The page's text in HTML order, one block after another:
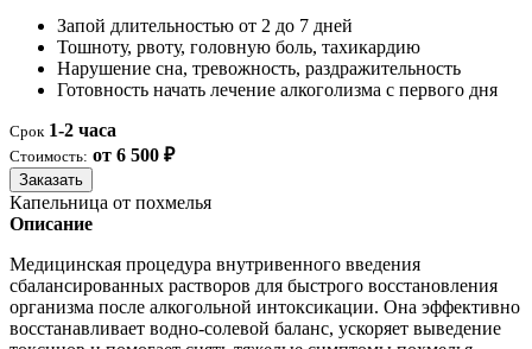
Запой длительностью от 2 до 7 дней
Тошноту, рвоту, головную боль, тахикардию
Нарушение сна, тревожность, раздражительность
Готовность начать лечение алкоголизма с первого дня
Срок 1-2 часа
Стоимость: от 6 500 ₽
Заказать
Капельница от похмелья
Описание
Медицинская процедура внутривенного введения
сбалансированных растворов для быстрого восстановления
организма после алкогольной интоксикации. Она эффективно
восстанавливает водно-солевой баланс, ускоряет выведение